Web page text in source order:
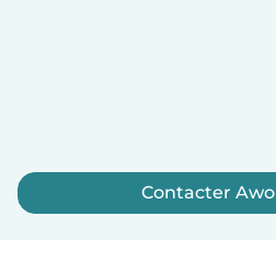
Contacter Awo